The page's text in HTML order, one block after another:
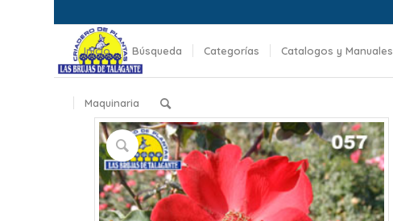
Inicio Búsqueda Categorías Catalogos y Manuales
Maquinaria